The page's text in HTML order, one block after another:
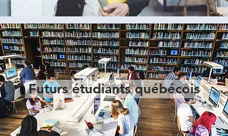
Futurs étudiants québécois